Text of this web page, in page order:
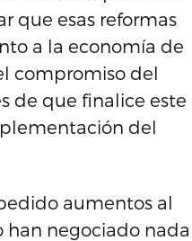
que esas reformas
a la economía de
compromiso del
de que finalice este
del
aumentos al
han negociado nada